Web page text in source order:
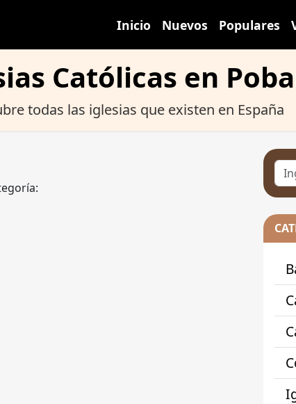
Inicio Nuevos Populares
Católicas en
todas las iglesias que existen en España